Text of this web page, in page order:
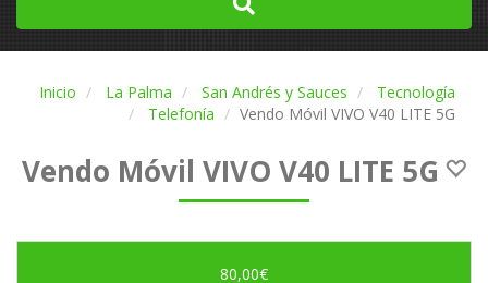
Inicio La Palma San Andrés y Sauces
Tecnología
Telefonía
Vendo Móvil VIVO V40 LITE 5G
Vendo Móvil VIVO V40 LITE 5G
80,00€